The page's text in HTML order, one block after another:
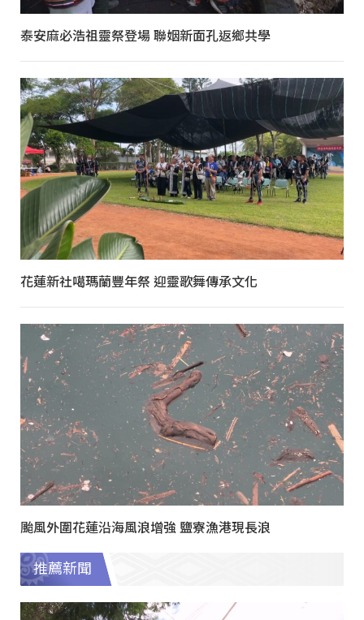
泰安麻必浩祖靈祭登場 聯姻新面孔返鄉共學
花蓮新社噶瑪蘭豐年祭 迎靈歌舞傳承文化
颱風外圍花蓮沿海風浪增強 鹽寮漁港現長浪
推薦新聞